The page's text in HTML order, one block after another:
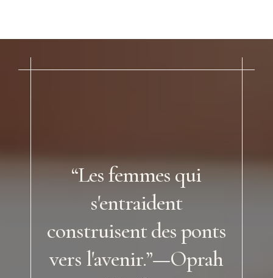
“Les femmes qui
s'entraident
construisent des ponts
vers l'avenir.”—Oprah